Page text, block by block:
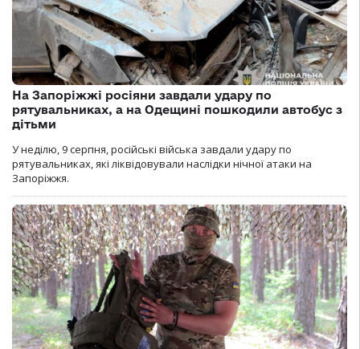
На Запоріжжі росіяни завдали удару по
рятувальниках, а на Одещині пошкодили автобус з
дітьми
У неділю, 9 серпня, російські війська завдали удару по
рятувальниках, які ліквідовували наслідки нічної атаки на
Запоріжжя.